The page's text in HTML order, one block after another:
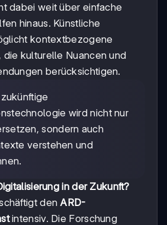
dabei weit über einfache
hinaus. Künstliche
kontextbezogene
die kulturelle Nuancen und
berücksichtigen.
wird nicht nur
sondern auch
verstehen und
in der Zukunft?
den ARD-
intensiv. Die Forschung